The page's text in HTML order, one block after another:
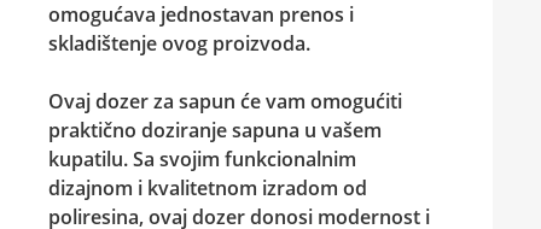
omogućava jednostavan prenos i
skladištenje ovog proizvoda.
Ovaj dozer za sapun će vam omogućiti
praktično doziranje sapuna u vašem
kupatilu. Sa svojim funkcionalnim
dizajnom i kvalitetnom izradom od
poliresina, ovaj dozer donosi modernost i